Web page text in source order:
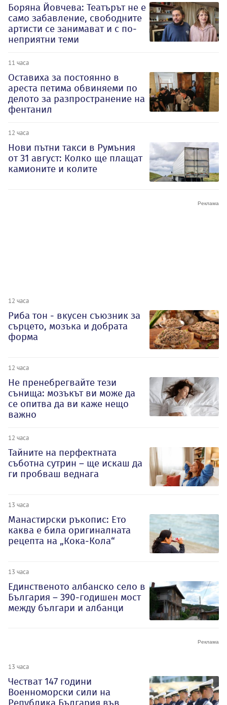
Боряна Йовчева: Театърът не е
само забавление, свободните
артисти се занимават и с по-
неприятни теми
11 часа
Оставиха за постоянно в
ареста петима обвиняеми по
делото за разпространение на
фентанил
12 часа
Нови пътни такси в Румъния
от 31 август: Колко ще плащат
камионите и колите
12 часа
Риба тон - вкусен съюзник за
сърцето, мозъка и добрата
форма
12 часа
Не пренебрегвайте тези
сънища: мозъкът ви може да
се опитва да ви каже нещо
важно
12 часа
Тайните на перфектната
съботна сутрин – ще искаш да
ги пробваш веднага
13 часа
Манастирски ръкопис: Ето
каква е била оригиналната
рецепта на „Кока-Кола“
13 часа
Единственото албанско село в
България – 390-годишен мост
между българи и албанци
13 часа
Честват 147 години
Военноморски сили на